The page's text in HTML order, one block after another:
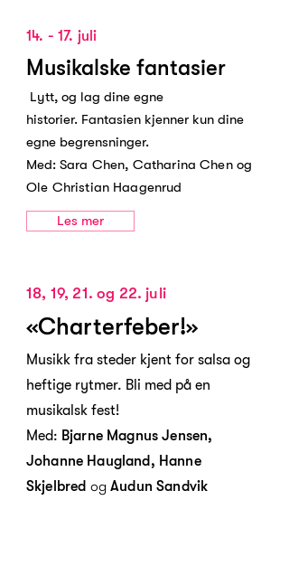
14. - 17. juli
Musikalske fantasier
Lytt, og lag dine egne
historier. Fantasien kjenner kun dine
egne begrensninger.
Med: Sara Chen, Catharina Chenog
Ole Christian Haagenrud
Les mer
18, 19, 21. og 22. juli
«Charterfeber!»
Musikk fra steder kjent for salsa og
heftige rytmer. Bli med på en
musikalsk fest!
Med: Bjarne Magnus Jensen,
Johanne Haugland, Hanne
Skjelbred ogAudun Sandvik